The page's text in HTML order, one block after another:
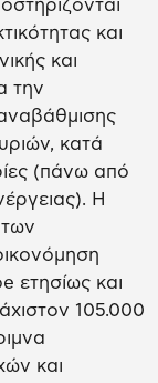
και
και
την
κατά
(πάνω από
Η
ετησίως και
105.000
και